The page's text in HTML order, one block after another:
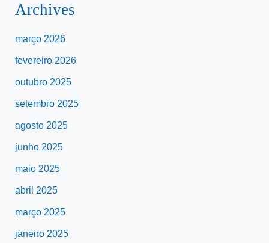
Archives
março 2026
fevereiro 2026
outubro 2025
setembro 2025
agosto 2025
junho 2025
maio 2025
abril 2025
março 2025
janeiro 2025